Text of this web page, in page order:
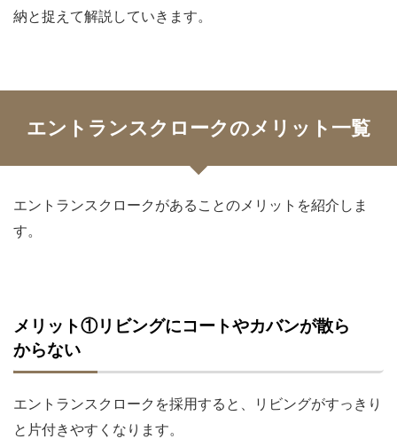
納と捉えて解説していきます。
エントランスクロークのメリット一覧
エントランスクロークがあることのメリットを紹介しま
す。
メリット①リビングにコートやカバンが散ら
からない
エントランスクロークを採用すると、リビングがすっきり
と片付きやすくなります。